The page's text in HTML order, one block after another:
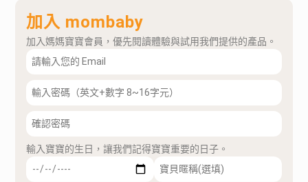
加入 mombaby
加入媽媽寶寶會員，優先閱讀體驗與試用我們提供的產品。
輸入寶寶的生日，讓我們記得寶寶重要的日子。